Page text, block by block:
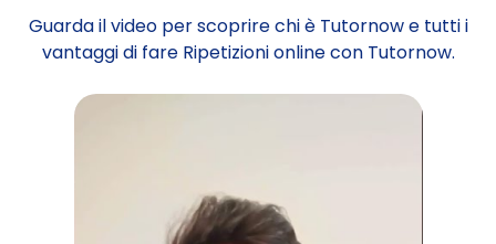
Guarda il video per scoprire chi è Tutornow e tutti i
vantaggi di fare Ripetizioni online con Tutornow.